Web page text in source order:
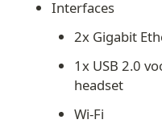
Interfaces
2x Gigabit
1x USB 2.0
headset
Wi-Fi